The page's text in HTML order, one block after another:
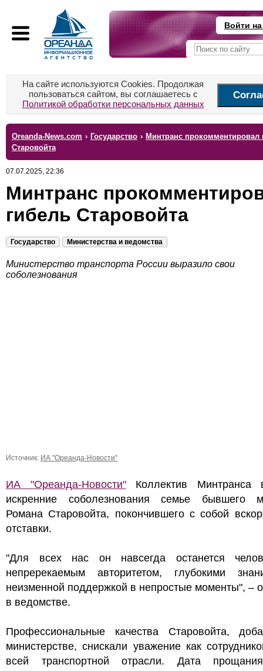
Войти
На сайте используются Cookies. Продолжая
пользоваться сайтом, вы соглашаетесь с
Политикой обработки персональных данных
Oreanda-News.com › Государство › Минтранс прокомментировал
Старовойта
07.07.2025, 22:36
Минтранс
гибель Старовойта
Государство Министерства и ведомства
Министерство транспорта России выразило свои
соболезнования
Источник: ИА "Ореанда-Новости"
ИА "Ореанда-Новости"Коллектив Минтранса
искренние соболезнования семье бывшего
Романа Старовойта, покончившего с собой
отставки.
"Для всех нас он навсегда останется
непререкаемым авторитетом, глубокими
неизменной поддержкой в непростые моменты", –
в ведомстве.
Профессиональные качества Старовойта,
министерстве, снискали уважение как
всей транспортной отрасли. Дата